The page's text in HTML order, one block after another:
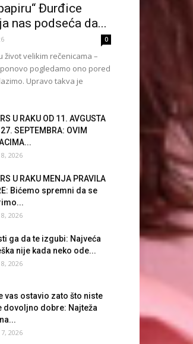
Đurđice
nas podseća da...
0
život velikim rečenicama –
pogledamo ono pored
Upravo takva je
U RAKU OD 11. AVGUSTA
27. SEPTEMBRA: OVIM
2026
U RAKU MENJA PRAVILA
Bićemo spremni da se
2026
ga da te izgubi: Najveća
nije kada neko ode...
2026
vas ostavio zato što niste
dovoljno dobre: Najteža
2026